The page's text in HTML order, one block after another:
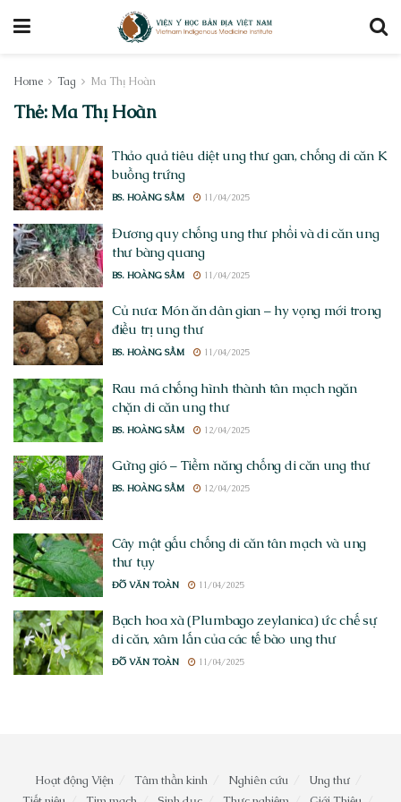
Home Tag Ma Thị Hoàn
Thẻ:Ma Thị Hoàn
Thảo quả tiêu diệt ung thư gan, chống di căn K
buồng trứng
BS. HOÀNG SẦM 11/04/2025
Đương quy chống ung thư phổi và di căn ung
thư bàng quang
BS. HOÀNG SẦM 11/04/2025
Củ nưa: Món ăn dân gian – hy vọng mới trong
điều trị ung thư
BS. HOÀNG SẦM 11/04/2025
Rau má chống hình thành tân mạch ngăn
chặn di căn ung thư
BS. HOÀNG SẦM 12/04/2025
Gừng gió – Tiềm năng chống di căn ung thư
BS. HOÀNG SẦM 12/04/2025
Cây mật gấu chống di căn tân mạch và ung
thư tụy
ĐỖ VĂN TOÀN 11/04/2025
Bạch hoa xà (Plumbago zeylanica) ức chế sự
di căn, xâm lấn của các tế bào ung thư
ĐỖ VĂN TOÀN 11/04/2025
Hoạt động Viện Tâm thần kinh Nghiên cứu
Ung thư